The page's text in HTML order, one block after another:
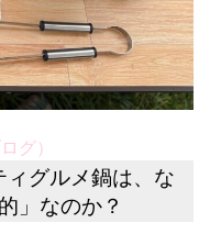
グ）
ィグルメ鍋は、な
」なのか？